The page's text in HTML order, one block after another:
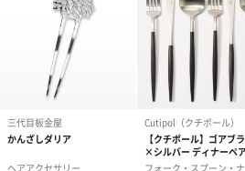
写真付きメッセージカ
ード（680円）
写真付きメ
ード（
ンク（680円
ラッピング
ギフトラッピングを施してお届けしま